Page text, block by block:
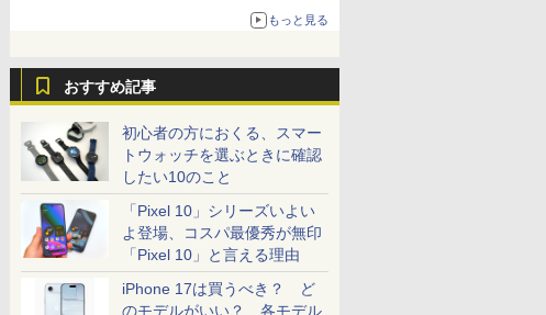
化、Windows 10/11、「Chrome」も走り回
る。復活記念で2026年末まで500円
もっと見る
おすすめ記事
初心者の方におくる、スマー
トウォッチを選ぶときに確認
したい10のこと
「Pixel 10」シリーズいよい
よ登場、コスパ最優秀が無印
「Pixel 10」と言える理由
iPhone 17は買うべき？ ど
のモデルがいい？ 各モデル